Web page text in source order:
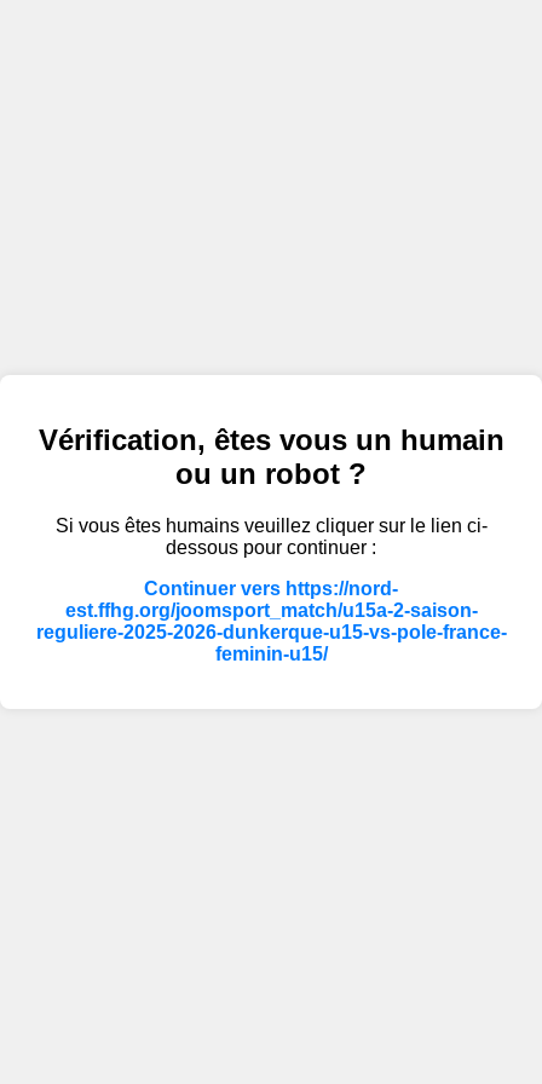
Vérification, êtes vous un humain
ou un robot ?
Si vous êtes humains veuillez cliquer sur le lien ci-
dessous pour continuer :
Continuer vers https://nord-
est.ffhg.org/joomsport_match/u15a-2-saison-
reguliere-2025-2026-dunkerque-u15-vs-pole-france-
feminin-u15/